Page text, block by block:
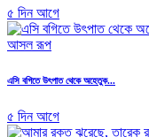
৫ দিন আগে
এসি বগিতে উৎপাত থেকে অহেতুক...
৫ দিন আগে